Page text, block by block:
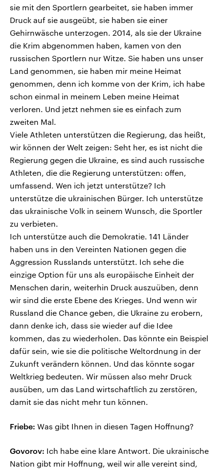
sie mit den Sportlern gearbeitet, sie haben immer
Druck auf sie ausgeübt, sie haben sie einer
Gehirnwäsche unterzogen. 2014, als sie der Ukraine
die Krim abgenommen haben, kamen von den
russischen Sportlern nur Witze. Sie haben uns unser
Land genommen, sie haben mir meine Heimat
genommen, denn ich komme von der Krim, ich habe
schon einmal in meinem Leben meine Heimat
verloren. Und jetzt nehmen sie es einfach zum
zweiten Mal.
Viele Athleten unterstützen die Regierung, das heißt,
wir können der Welt zeigen: Seht her, es ist nicht die
Regierung gegen die Ukraine, es sind auch russische
Athleten, die die Regierung unterstützen: offen,
umfassend. Wen ich jetzt unterstütze? Ich
unterstütze die ukrainischen Bürger. Ich unterstütze
das ukrainische Volk in seinem Wunsch, die Sportler
zu verbieten.
Ich unterstütze auch die Demokratie. 141 Länder
haben uns in den Vereinten Nationen gegen die
Aggression Russlands unterstützt. Ich sehe die
einzige Option für uns als europäische Einheit der
Menschen darin, weiterhin Druck auszuüben, denn
wir sind die erste Ebene des Krieges. Und wenn wir
Russland die Chance geben, die Ukraine zu erobern,
dann denke ich, dass sie wieder auf die Idee
kommen, das zu wiederholen. Das könnte ein Beispiel
dafür sein, wie sie die politische Weltordnung in der
Zukunft verändern können. Und das könnte sogar
Weltkrieg bedeuten. Wir müssen also mehr Druck
ausüben, um das Land wirtschaftlich zu zerstören,
damit sie das nicht mehr tun können.
Friebe: Was gibt Ihnen in diesen Tagen Hoffnung?
Govorov: Ich habe eine klare Antwort. Die ukrainische
Nation gibt mir Hoffnung, weil wir alle vereint sind,